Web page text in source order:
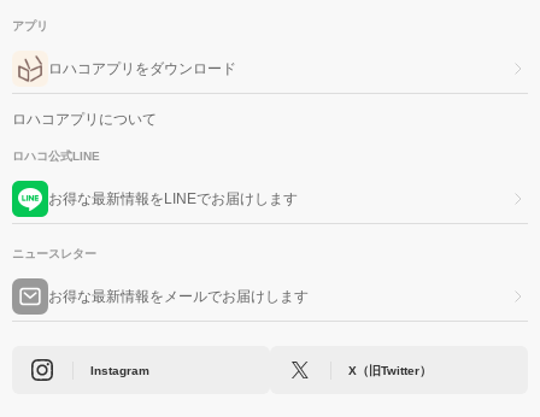
アプリ
ロハコアプリをダウンロード
ロハコアプリについて
ロハコ公式LINE
お得な最新情報をLINEでお届けします
ニュースレター
お得な最新情報をメールでお届けします
Instagram X（旧Twitter）